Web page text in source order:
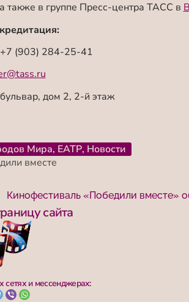
также в группе Пресс-центра ТАСС в
(903) 284-25-41
дом 2, 2-й этаж
Мира, ЕАТР, Новости
вместе
сайта
сетях и мессенджерах: